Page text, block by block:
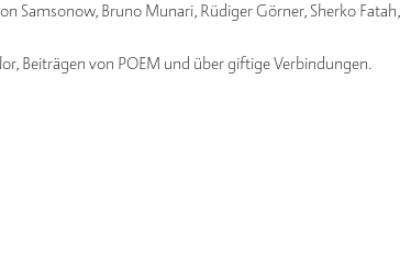
Samsonow, Bruno Munari, Rüdiger Görner, Sherko
Beiträgen von POEM und über giftige Verbindungen.